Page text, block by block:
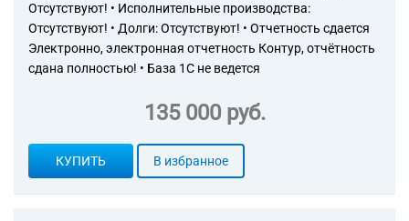
71.20.8 Сертификация
продукции, услуг и
организаций
71.20.9 Деятельность по
испытаниям и анализу прочая
72.11 Научные исследования
и разработки в области
биотехнологии
Отсутствуют! • Исполнительные производства:
Отсутствуют! • Долги: Отсутствуют! • Отчетность сдается
Электронно, электронная отчетность Контур, отчётность
сдана полностью! • База 1С не ведется
135 000 руб.
КУПИТЬ В избранное